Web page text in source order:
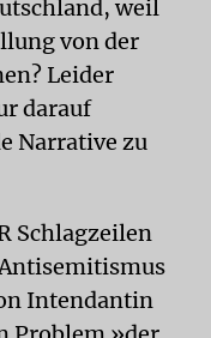
weil
von der
Leider
darauf
Narrative zu
Schlagzeilen
Intendantin